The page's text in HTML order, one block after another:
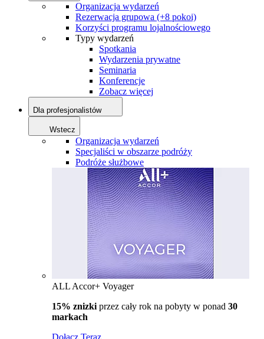
Organizacja wydarzeń
Rezerwacja grupowa (+8 pokoi)
Korzyści programu lojalnościowego
Typy wydarzeń
Spotkania
Wydarzenia prywatne
Seminaria
Konferencje
Zobacz więcej
Dla profesjonalistów
Wstecz
Organizacja wydarzeń
Specjaliści w obszarze podróży
Podróże służbowe
ALL Accor+ Voyager
15% znizki przez cały rok na pobyty w ponad 30
markach
Dołącz Teraz